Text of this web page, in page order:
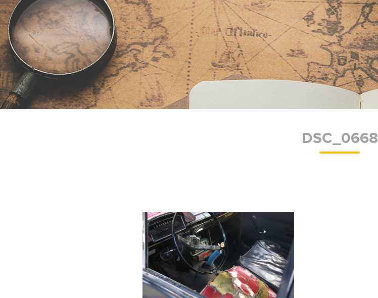
DSC_0668